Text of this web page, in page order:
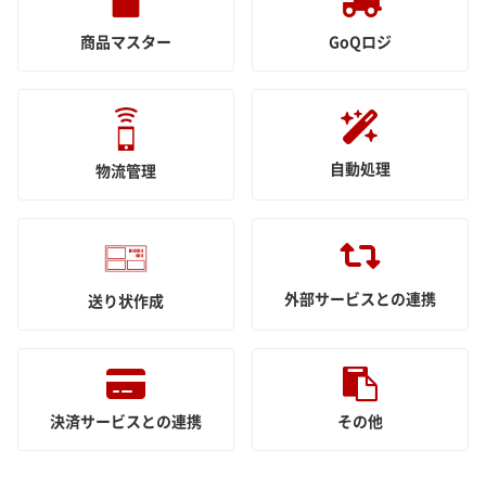
商品マスター GoQロジ
物流管理 自動処理
送り状作成 外部サービスとの連携
決済サービスとの連携 その他